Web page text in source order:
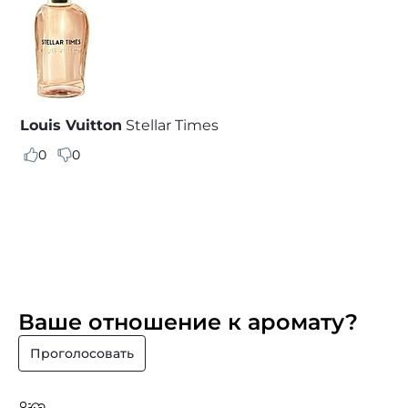
Louis Vuitton Stellar Times
0 0
Ваше отношение к аромату?
Проголосовать